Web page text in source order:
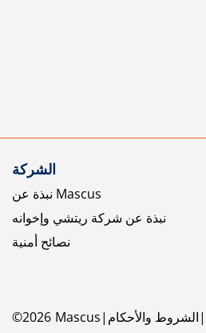
الشركة
نبذة عن Mascus
نبذة عن شركة ريتشي وإخوانه
نصائح أمنية
©2026 Mascus الشروط والأحكام